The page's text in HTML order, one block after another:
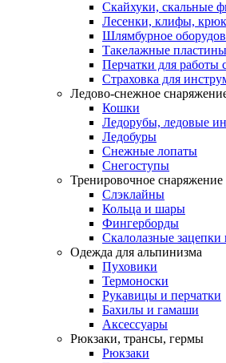
Скайхуки, скальные
Лесенки, клифы,
Шлямбурное
Такелажные
Перчатки для работы
Страховка для
Ледово-снежное
Кошки
Ледорубы, ледовые
Ледобуры
Снежные лопаты
Снегоступы
Тренировочное снаряжение
Слэклайны
Кольца и шары
Фингерборды
Скалолазные зацепки
Одежда для альпинизма
Пуховики
Термоноски
Рукавицы и перчатки
Бахилы и гамаши
Аксессуары
Рюкзаки, трансы, гермы
Рюкзаки